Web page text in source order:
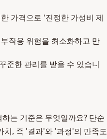
가격으로 '진정한 가성비 제
작용 위험을 최소화하고 만
준한 관리를 받을 수 있습니
는 기준은 무엇일까요? 단순
치, 즉 '결과'와 '과정'의 만족도